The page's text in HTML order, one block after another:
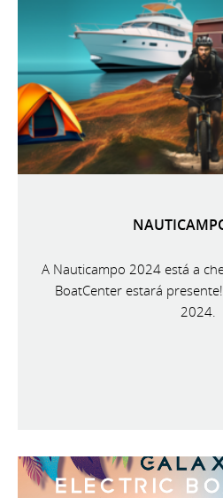
A Nauticampo 2024 está a
BoatCenter estará
2024.